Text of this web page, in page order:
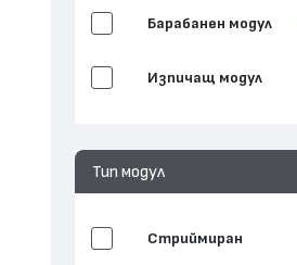
Барабанен модул
Изпичащ модул
Тип модул
Стриймиран